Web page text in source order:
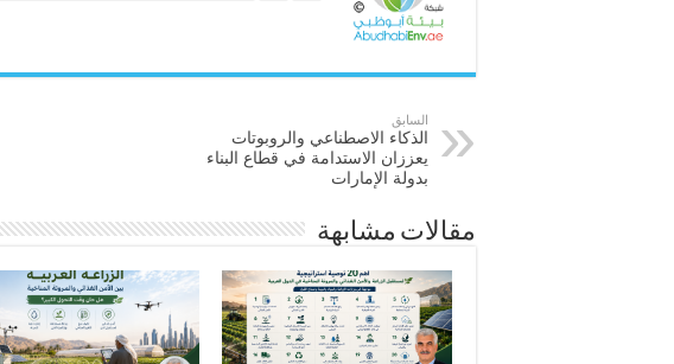
السابق
الذكاء الاصطناعي والروبوتات
يعززان الاستدامة في قطاع البناء
بدولة الإمارات
مقالات مشابهة